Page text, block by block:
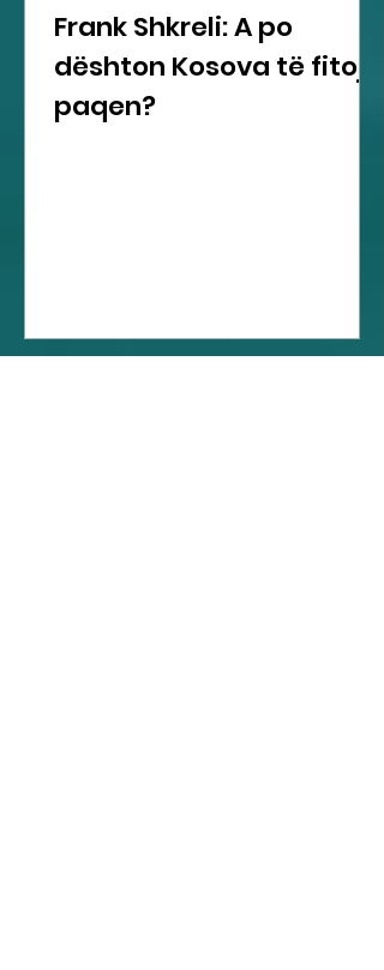
Frank Shkreli: A po
dështon Kosova të fitojë
paqen?